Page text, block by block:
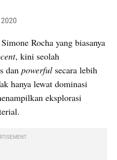
Rocha yang biasanya
, kini seolah
dan powerful secara lebih
hanya lewat dominasi
eksplorasi